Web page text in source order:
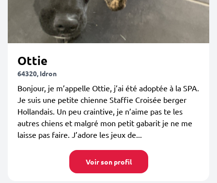
Ottie
64320, Idron
Bonjour, je m’appelle Ottie, j’ai été adoptée à la SPA.
Je suis une petite chienne Staffie Croisée berger
Hollandais. Un peu craintive, je n’aime pas te les
autres chiens et malgré mon petit gabarit je ne me
laisse pas faire. J’adore les jeux de...
Voir son profil